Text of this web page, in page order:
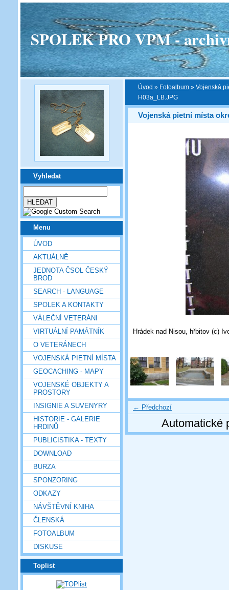
SPOLEK PRO VPM -
Vyhledat
Menu
ÚVOD
AKTUÁLNĚ
JEDNOTA ČSOL ČESKÝ
BROD
SEARCH - LANGUAGE
SPOLEK A KONTAKTY
VÁLEČNÍ VETERÁNI
VIRTUÁLNÍ PAMÁTNÍK
O VETERÁNECH
VOJENSKÁ PIETNÍ MÍSTA
GEOCACHING - MAPY
VOJENSKÉ OBJEKTY A
PROSTORY
INSIGNIE A SUVENYRY
HISTORIE - GALERIE
HRDINŮ
PUBLICISTIKA - TEXTY
DOWNLOAD
BURZA
SPONZORING
ODKAZY
NÁVŠTĚVNÍ KNIHA
ČLENSKÁ
FOTOALBUM
DISKUSE
Toplist
Úvod » Fotoalbum » Vojenská
H03a_LB.JPG
Vojenská pietní místa
Hrádek nad Nisou, hřbitov (c)
← Předchozí
Automatické